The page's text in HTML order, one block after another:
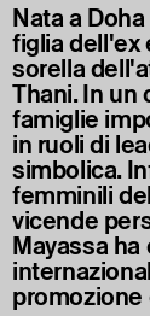
Nata a
figlia dell'ex
sorella
Thani. In un
famiglie
in ruoli di
simbolica.
femminili
vicende
Mayassa
promozione